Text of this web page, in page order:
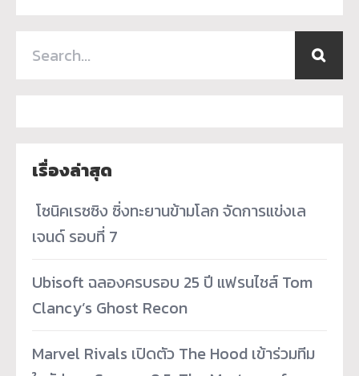
เรื่องล่าสุด
­ โซนิคเรซซิง ซิ่งทะยานข้ามโลก จัดการแข่งเล
เจนด์ รอบที่ 7
Ubisoft ฉลองครบรอบ 25 ปี แฟรนไชส์ Tom
Clancy’s Ghost Recon
Marvel Rivals เปิดตัว The Hood เข้าร่วมทีม